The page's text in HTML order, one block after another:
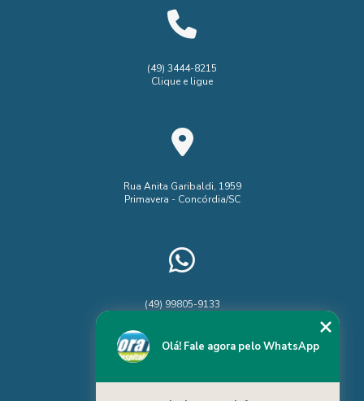
(49) 3444-8215
Clique e ligue
Rua Anita Garibaldi, 1959
Primavera - Concórdia/SC
(49) 99805-9133
Olá! Fale agora pelo WhatsApp